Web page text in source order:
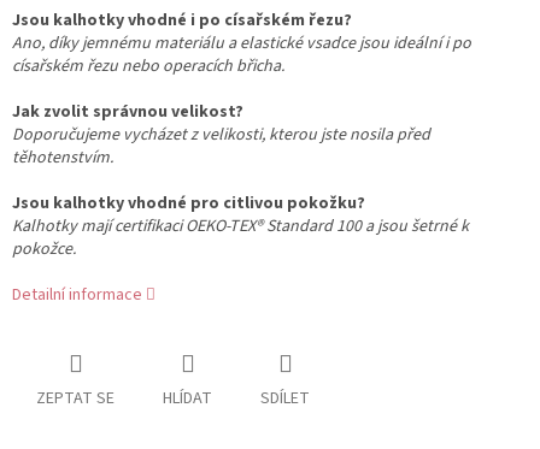
Jsou kalhotky vhodné i po císařském řezu?
Ano, díky jemnému materiálu a elastické vsadce jsou ideální i po
císařském řezu nebo operacích břicha.
Jak zvolit správnou velikost?
Doporučujeme vycházet z velikosti, kterou jste nosila před
těhotenstvím.
Jsou kalhotky vhodné pro citlivou pokožku?
Kalhotky mají certifikaci OEKO-TEX® Standard 100 a jsou šetrné k
pokožce.
Detailní informace
ZEPTAT SE HLÍDAT SDÍLET